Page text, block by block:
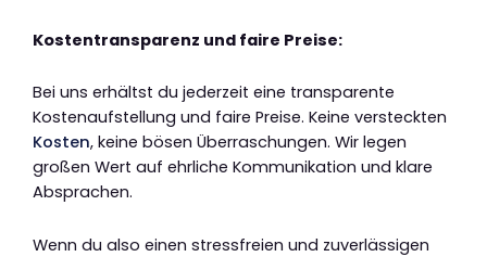
Kostentransparenz und faire Preise:
Bei uns erhältst du jederzeit eine transparente
Kostenaufstellung und faire Preise. Keine versteckten
Kosten, keine bösen Überraschungen. Wir legen
großen Wert auf ehrliche Kommunikation und klare
Absprachen.
Wenn du also einen stressfreien und zuverlässigen